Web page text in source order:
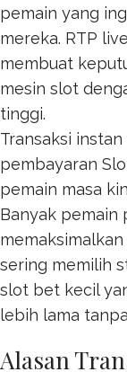
pemain yang
mereka. RTP
membuat
mesin slot
tinggi.
Transaksi
pembayaran
pemain masa
Banyak pemain
sering memilih
slot bet kecil
lebih lama
Alasan